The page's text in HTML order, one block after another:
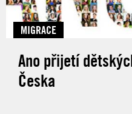
MIGRACE
Ano přijetí
Česka